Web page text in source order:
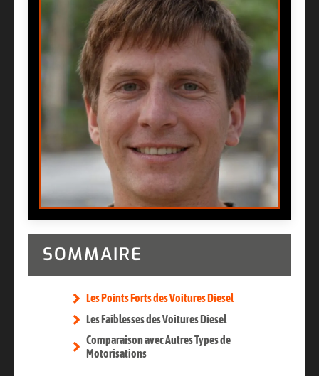
SOMMAIRE
Les Points Forts des Voitures Diesel
Les Faiblesses des Voitures Diesel
Comparaison avec Autres Types de
Motorisations